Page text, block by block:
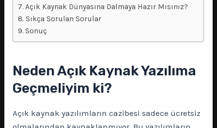
Açık Kaynak Dünyasına Dalmaya Hazır Mısınız?
Sıkça Sorulan Sorular
Sonuç
Neden Açık Kaynak Yazılıma
Geçmeliyim ki?
Açık kaynak yazılımların cazibesi sadece ücretsiz